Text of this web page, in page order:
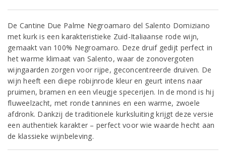
De Cantine Due Palme Negroamaro del Salento Domiziano
met kurk is een karakteristieke Zuid-Italiaanse rode wijn,
gemaakt van 100% Negroamaro. Deze druif gedijt perfect in
het warme klimaat van Salento, waar de zonovergoten
wijngaarden zorgen voor rijpe, geconcentreerde druiven. De
wijn heeft een diepe robijnrode kleur en geurt intens naar
pruimen, bramen en een vleugje specerijen. In de mond is hij
fluweelzacht, met ronde tannines en een warme, zwoele
afdronk. Dankzij de traditionele kurksluiting krijgt deze versie
een authentiek karakter – perfect voor wie waarde hecht aan
de klassieke wijnbeleving.